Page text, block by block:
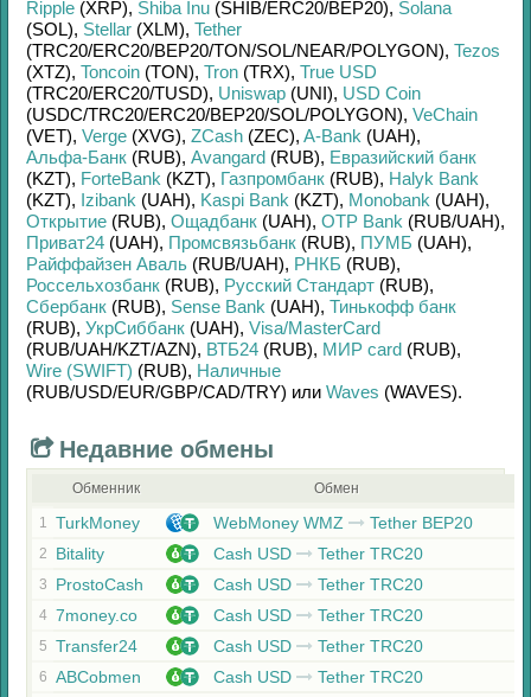
Ripple (XRP), Shiba Inu (SHIB/ERC20/BEP20), Solana
(SOL), Stellar (XLM), Tether
(TRC20/ERC20/BEP20/TON/SOL/NEAR/POLYGON), Tezos
(XTZ), Toncoin (TON), Tron (TRX), True USD
(TRC20/ERC20/TUSD), Uniswap (UNI), USD Coin
(USDC/TRC20/ERC20/BEP20/SOL/POLYGON), VeChain
(VET), Verge (XVG), ZCash (ZEC), A-Bank (UAH),
Альфа-Банк (RUB), Avangard (RUB), Евразийский банк
(KZT), ForteBank (KZT), Газпромбанк (RUB), Halyk Bank
(KZT), Izibank (UAH), Kaspi Bank (KZT), Monobank (UAH),
Открытие (RUB), Ощадбанк (UAH), OTP Bank (RUB/UAH),
Приват24 (UAH), Промсвязьбанк (RUB), ПУМБ (UAH),
Райффайзен Аваль (RUB/UAH), РНКБ (RUB),
Россельхозбанк (RUB), Русский Стандарт (RUB),
Сбербанк (RUB), Sense Bank (UAH), Тинькофф банк
(RUB), УкрСиббанк (UAH), Visa/MasterCard
(RUB/UAH/KZT/AZN), ВТБ24 (RUB), МИР card (RUB),
Wire (SWIFT) (RUB), Наличные
(RUB/USD/EUR/GBP/CAD/TRY) или Waves (WAVES).
Недавние обмены
Обменник Обмен
1 TurkMoney WebMoney WMZ Tether BEP20
2 Bitality Cash USD Tether TRC20
3 ProstoCash Cash USD Tether TRC20
4 7money.co Cash USD Tether TRC20
5 Transfer24 Cash USD Tether TRC20
6 ABCobmen Cash USD Tether TRC20